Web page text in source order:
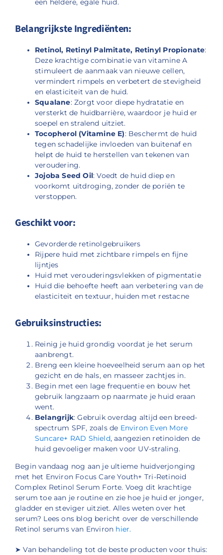
een heldere, egale huid.
Belangrijkste Ingrediënten:
Retinol, Retinyl Palmitate, Retinyl Propionate:
Deze krachtige combinatie van vitamine A
stimuleert de aanmaak van nieuwe cellen,
vermindert rimpels en verbetert de stevigheid
en elasticiteit van de huid.
Squalane: Zorgt voor diepe hydratatie en
versterkt de huidbarrière, waardoor je huid er
soepel en stralend uitziet.
Tocopherol (Vitamine E): Beschermt de huid
tegen schadelijke invloeden van buitenaf en
helpt de huid te herstellen van tekenen van
veroudering.
Jojoba Seed Oil: Voedt de huid diep en
voorkomt uitdroging, zonder de poriën te
verstoppen.
Geschikt voor:
Gevorderde retinolgebruikers
Rijpere huid met zichtbare rimpels en fijne
lijntjes
Huid met verouderingsvlekken of pigmentatie
Huid die behoefte heeft aan verbetering van de
elasticiteit en textuur, huiden met restacne
Gebruiksinstructies:
Reinig je huid grondig voordat je het serum
aanbrengt.
Breng een kleine hoeveelheid serum aan op het
gezicht en de hals, en masseer zachtjes in.
Begin met een lage frequentie en bouw het
gebruik langzaam op naarmate je huid eraan
went.
Belangrijk: Gebruik overdag altijd een breed-
spectrum SPF, zoals de Environ Even More
Suncare+ RAD Shield, aangezien retinoïden de
huid gevoeliger maken voor UV-straling.
Begin vandaag nog aan je ultieme huidverjonging
met het Environ Focus Care Youth+ Tri-Retinoid
Complex Retinol Serum Forte. Voeg dit krachtige
serum toe aan je routine en zie hoe je huid er jonger,
gladder en steviger uitziet. Alles weten over het
serum? Lees ons blog bericht over de verschillende
Retinol serums van Environ hier.
➤ Van behandeling tot de beste producten voor thuis: